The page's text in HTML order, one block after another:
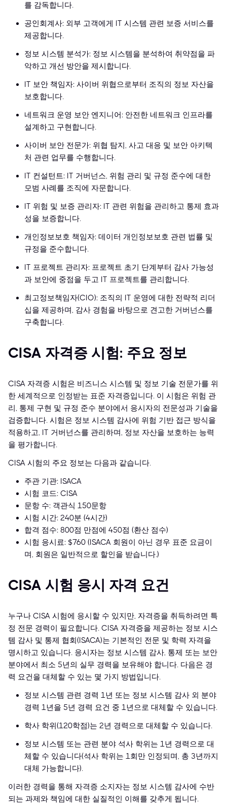
를 감독합니다.
공인회계사: 외부 고객에게 IT 시스템 관련 보증 서비스를
제공합니다.
정보 시스템 분석가: 정보 시스템을 분석하여 취약점을 파
악하고 개선 방안을 제시합니다.
IT 보안 책임자: 사이버 위협으로부터 조직의 정보 자산을
보호합니다.
네트워크 운영 보안 엔지니어: 안전한 네트워크 인프라를
설계하고 구현합니다.
사이버 보안 전문가: 위협 탐지, 사고 대응 및 보안 아키텍
처 관련 업무를 수행합니다.
IT 컨설턴트: IT 거버넌스, 위험 관리 및 규정 준수에 대한
모범 사례를 조직에 자문합니다.
IT 위험 및 보증 관리자: IT 관련 위험을 관리하고 통제 효과
성을 보증합니다.
개인정보보호 책임자: 데이터 개인정보보호 관련 법률 및
규정을 준수합니다.
IT 프로젝트 관리자: 프로젝트 초기 단계부터 감사 가능성
과 보안에 중점을 두고 IT 프로젝트를 관리합니다.
최고정보책임자(CIO): 조직의 IT 운영에 대한 전략적 리더
십을 제공하며, 감사 경험을 바탕으로 견고한 거버넌스를
구축합니다.
CISA 자격증 시험: 주요 정보
CISA 자격증 시험은 비즈니스 시스템 및 정보 기술 전문가를 위
한 세계적으로 인정받는 표준 자격증입니다. 이 시험은 위험 관
리, 통제 구현 및 규정 준수 분야에서 응시자의 전문성과 기술을
검증합니다. 시험은 정보 시스템 감사에 위험 기반 접근 방식을
적용하고, IT 거버넌스를 관리하며, 정보 자산을 보호하는 능력
을 평가합니다.
CISA 시험의 주요 정보는 다음과 같습니다.
주관 기관: ISACA
시험 코드: CISA
문항 수: 객관식 150문항
시험 시간: 240분 (4시간)
합격 점수: 800점 만점에 450점 (환산 점수)
시험 응시료: $760 (ISACA 회원이 아닌 경우 표준 요금이
며, 회원은 일반적으로 할인을 받습니다.)
CISA 시험 응시 자격 요건
누구나 CISA 시험에 응시할 수 있지만, 자격증을 취득하려면 특
정 전문 경력이 필요합니다. CISA 자격증을 제공하는 정보 시스
템 감사 및 통제 협회(ISACA)는 기본적인 전문 및 학력 자격을
명시하고 있습니다. 응시자는 정보 시스템 감사, 통제 또는 보안
분야에서 최소 5년의 실무 경력을 보유해야 합니다. 다음은 경
력 요건을 대체할 수 있는 몇 가지 방법입니다.
정보 시스템 관련 경력 1년 또는 정보 시스템 감사 외 분야
경력 1년을 5년 경력 요건 중 1년으로 대체할 수 있습니다.
학사 학위(120학점)는 2년 경력으로 대체할 수 있습니다.
정보 시스템 또는 관련 분야 석사 학위는 1년 경력으로 대
체할 수 있습니다(석사 학위는 1회만 인정되며, 총 3년까지
대체 가능합니다).
이러한 경력을 통해 자격증 소지자는 정보 시스템 감사에 수반
되는 과제와 책임에 대한 실질적인 이해를 갖추게 됩니다.